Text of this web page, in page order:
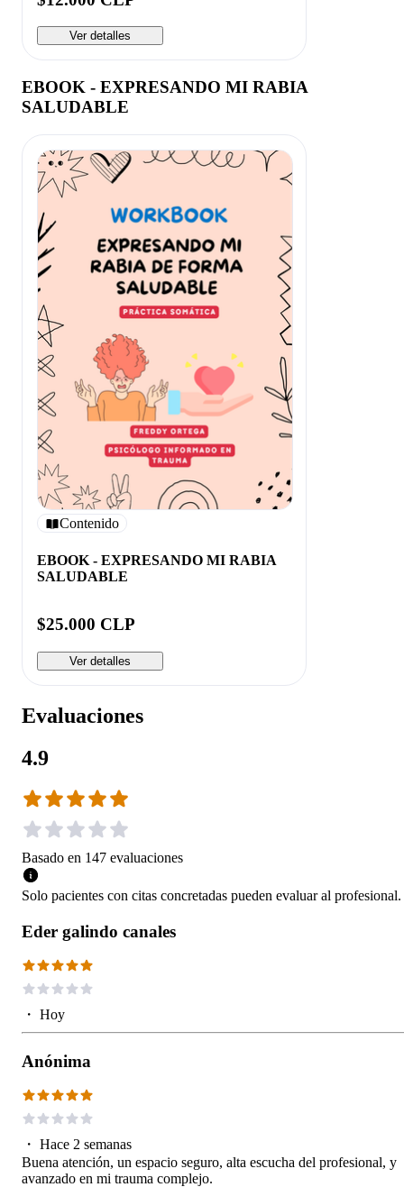
Ver detalles
EBOOK - EXPRESANDO MI RABIA
SALUDABLE
Contenido
EBOOK - EXPRESANDO MI RABIA
SALUDABLE
$25.000 CLP
Ver detalles
Evaluaciones
4.9
Basado en 147 evaluaciones
Solo pacientes con citas concretadas pueden evaluar al profesional.
Eder galindo canales
・ Hoy
Anónima
・ Hace 2 semanas
Buena atención, un espacio seguro, alta escucha del profesional, y
avanzado en mi trauma complejo.